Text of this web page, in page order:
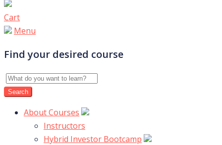
Cart
Menu
Find your desired course
About Courses
Instructors
Hybrid Investor Bootcamp